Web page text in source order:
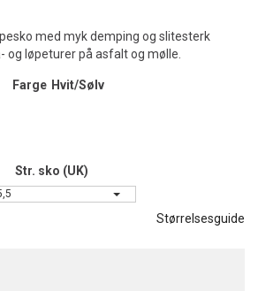
med myk demping og slitesterk
og løpeturer på asfalt og mølle.
Farge Hvit/Sølv
Str. sko (UK)
Størrelsesguide